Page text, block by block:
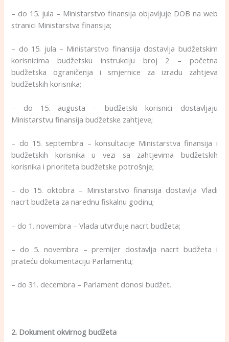
– do 15. jula – Ministarstvo finansija objavljuje DOB na web
stranici Ministarstva finansija;
– do 15. jula – Ministarstvo finansija dostavlja budžetskim
korisnicima budžetsku instrukciju broj 2 – početna
budžetska ograničenja i smjernice za izradu zahtjeva
budžetskih korisnika;
– do 15. augusta – budžetski korisnici dostavljaju
Ministarstvu finansija budžetske zahtjeve;
– do 15. septembra – konsultacije Ministarstva finansija i
budžetskih korisnika u vezi sa zahtjevima budžetskih
korisnika i prioriteta budžetske potrošnje;
– do 15. oktobra – Ministarstvo finansija dostavlja Vladi
nacrt budžeta za narednu fiskalnu godinu;
– do 1. novembra – Vlada utvrđuje nacrt budžeta;
– do 5. novembra – premijer dostavlja nacrt budžeta i
prateću dokumentaciju Parlamentu;
– do 31. decembra – Parlament donosi budžet.
2. Dokument okvirnog budžeta